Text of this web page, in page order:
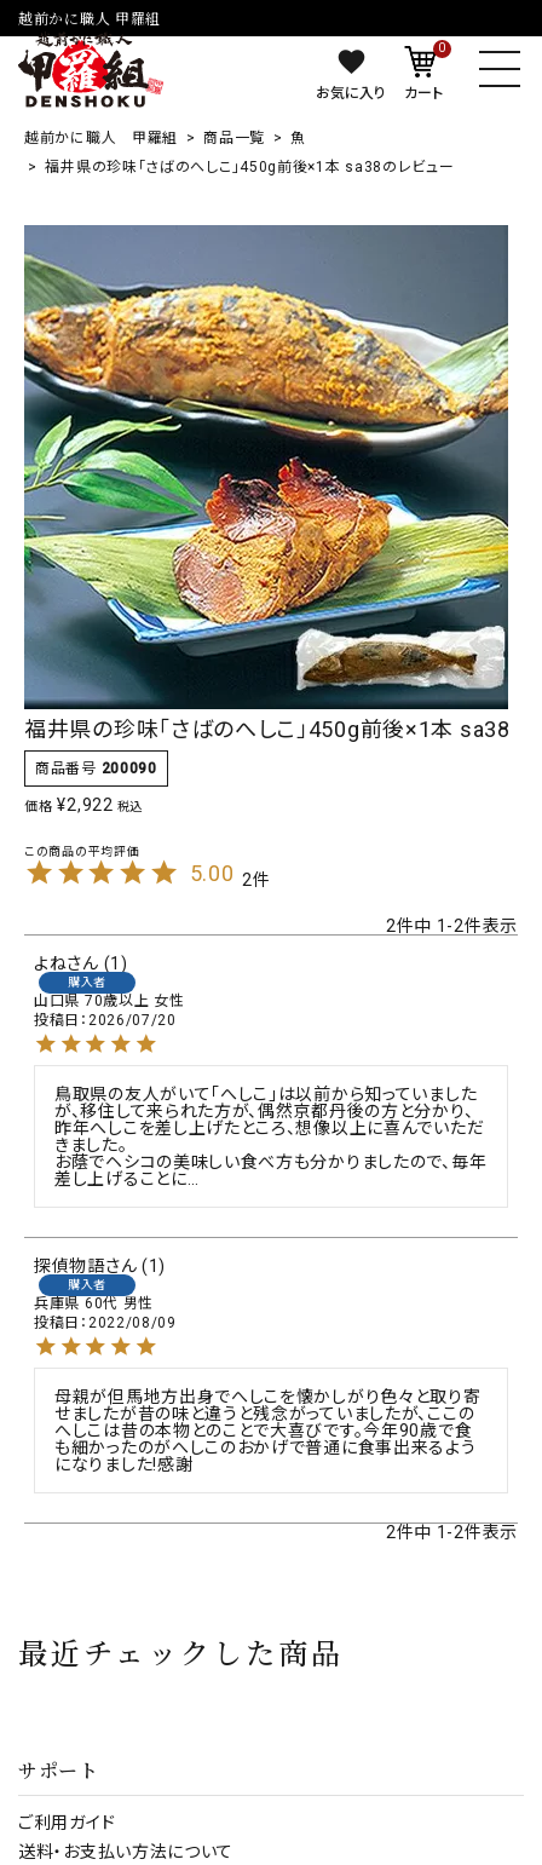
越前かに職人 甲羅組
お気に入り
0
カート
越前かに職人 甲羅組 商品一覧
魚
福井県の珍味「さばのへしこ」450g前後×1本 sa38のレビュー
福井県の珍味「さばのへしこ」450g前後×1本 sa38
商品番号 200090
価格 ¥2,922 税込
5.00 2
2件中 1 -2件表示
よね
1
購入者
山口県 70歳以上 女性
投稿日
2026/07/20
鳥取県の友人がいて「へしこ」は以前から知っていました
が、移住して来られた方が、偶然京都丹後の方と分かり、
昨年へしこを差し上げたところ、想像以上に喜んでいただ
きました。
お蔭でヘシコの美味しい食べ方も分かりましたので、毎年
差し上げることに…
探偵物語 1
購入者
兵庫県 60代 男性
投稿日
2022/08/09
母親が但馬地方出身でへしこを懐かしがり色々と取り寄
せましたが昔の味と違うと残念がっていましたが、ここの
へしこは昔の本物とのことで大喜びです。今年90歳で食
も細かったのがへしこのおかげで普通に食事出来るよう
になりました!感謝
2件中 1 -2件表示
最近チェックした商品
サポート
ご利用ガイド
送料・お支払い方法について